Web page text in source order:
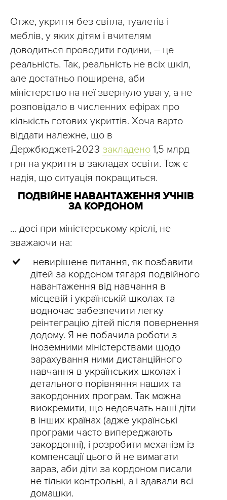
Отже, укриття без світла, туалетів і
меблів, у яких дітям і вчителям
доводиться проводити години, – це
реальність. Так, реальність не всіх шкіл,
але достатньо поширена, аби
міністерство на неї звернуло увагу, а не
розповідало в численних ефірах про
кількість готових укриттів. Хоча варто
віддати належне, що в
Держбюджеті-2023 закладено 1,5 млрд
грн на укриття в закладах освіти. Тож є
надія, що ситуація покращиться.
ПОДВІЙНЕ НАВАНТАЖЕННЯ УЧНІВ
ЗА КОРДОНОМ
… досі при міністерському кріслі, не
зважаючи на:
‎ невирішене питання, як позбавити
дітей за кордоном тягаря подвійного
навантаження від навчання в
місцевій і українській школах та
водночас забезпечити легку
реінтеграцію дітей після повернення
додому. Я не побачила роботи з
іноземними міністерствами щодо
зарахування ними дистанційного
навчання в українських школах і
детального порівняння наших та
закордонних програм. Так можна
виокремити, що недовчать наші діти
в інших країнах (адже українські
програми часто випереджають
закордонні), і розробити механізм із
компенсації цього й не вимагати
зараз, аби діти за кордоном писали
не тільки контрольні, а і здавали всі
домашки.